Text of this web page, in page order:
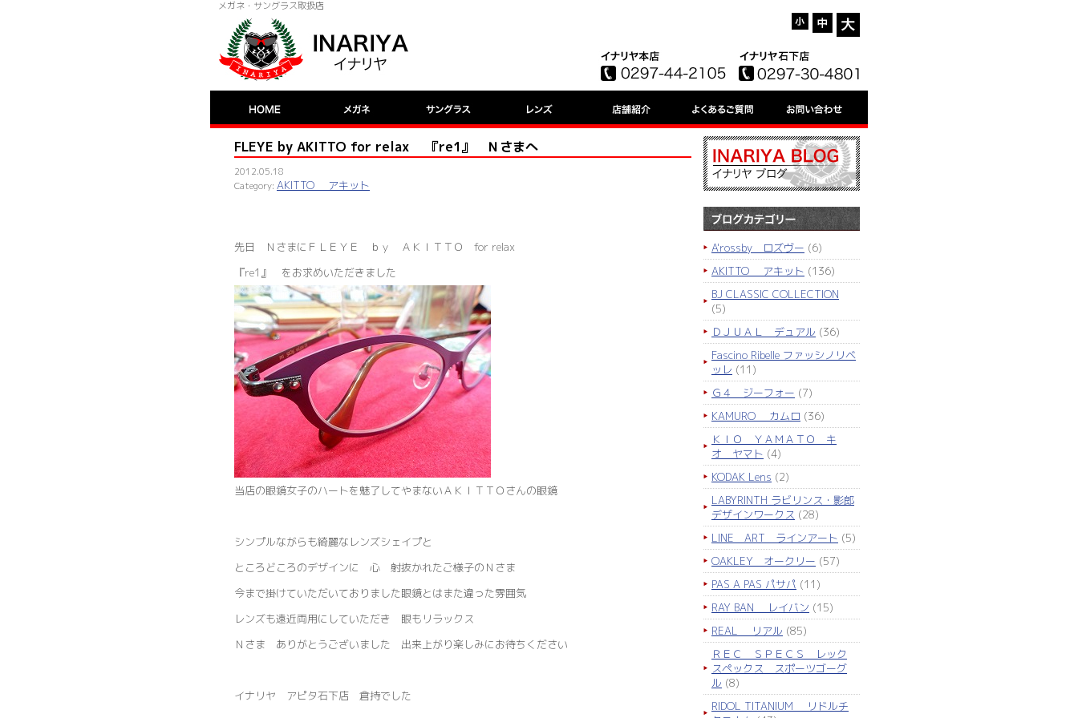
メガネ・サングラス取扱店
FLEYE by AKITTO for relax 『re1』 Ｎさまへ
2012.05.18
AKITTO アキット
先日 ＮさまにＦＬＥＹＥ ｂｙ ＡＫＩＴＴＯ for relax
『re1』 をお求めいただきました
当店の眼鏡女子のハートを魅了してやまないＡＫＩＴＴＯさんの眼鏡
シンプルながらも綺麗なレンズシェイプと
ところどころのデザインに 心 射抜かれたご様子のＮさま
今まで掛けていただいておりました眼鏡とはまた違った雰囲気
レンズも遠近両用にしていただき 眼もリラックス
Ｎさま ありがとうございました 出来上がり楽しみにお待ちください
イナリヤ アピタ石下店 倉持でした
A'rossby ロズヴー (6)
AKITTO アキット (136)
BJ CLASSIC COLLECTION
(5)
ＤＪＵＡＬ デュアル (36)
Fascino Ribelle ファッシノリベ
ッレ (11)
Ｇ４ ジーフォー (7)
KAMURO カムロ (36)
ＫＩＯ ＹＡＭＡＴＯ キ
オ ヤマト (4)
KODAK Lens (2)
LABYRINTH ラビリンス・影郎
デザインワークス (28)
LINE ART ラインアート (5)
OAKLEY オークリー (57)
PAS A PAS パサパ (11)
RAY BAN レイバン (15)
REAL リアル (85)
ＲＥＣ ＳＰＥＣＳ レック
スペックス スポーツゴーグ
ル (8)
RIDOL TITANIUM リドルチ